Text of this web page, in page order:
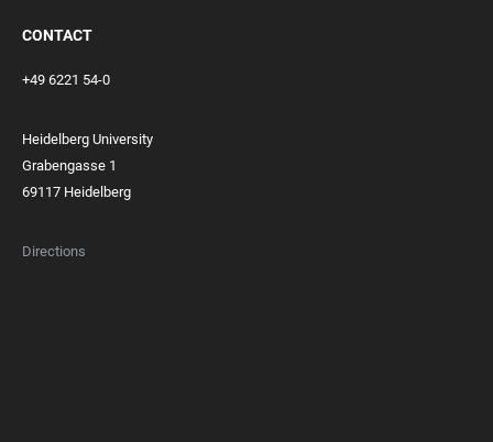
CONTACT
+49 6221 54-0
Heidelberg University
Grabengasse 1
69117 Heidelberg
Directions